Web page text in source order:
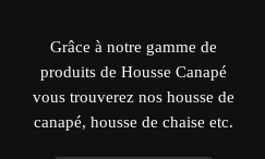
Grâce à notre gamme de
produits de Housse Canapé
vous trouverez nos housse de
canapé, housse de chaise etc.